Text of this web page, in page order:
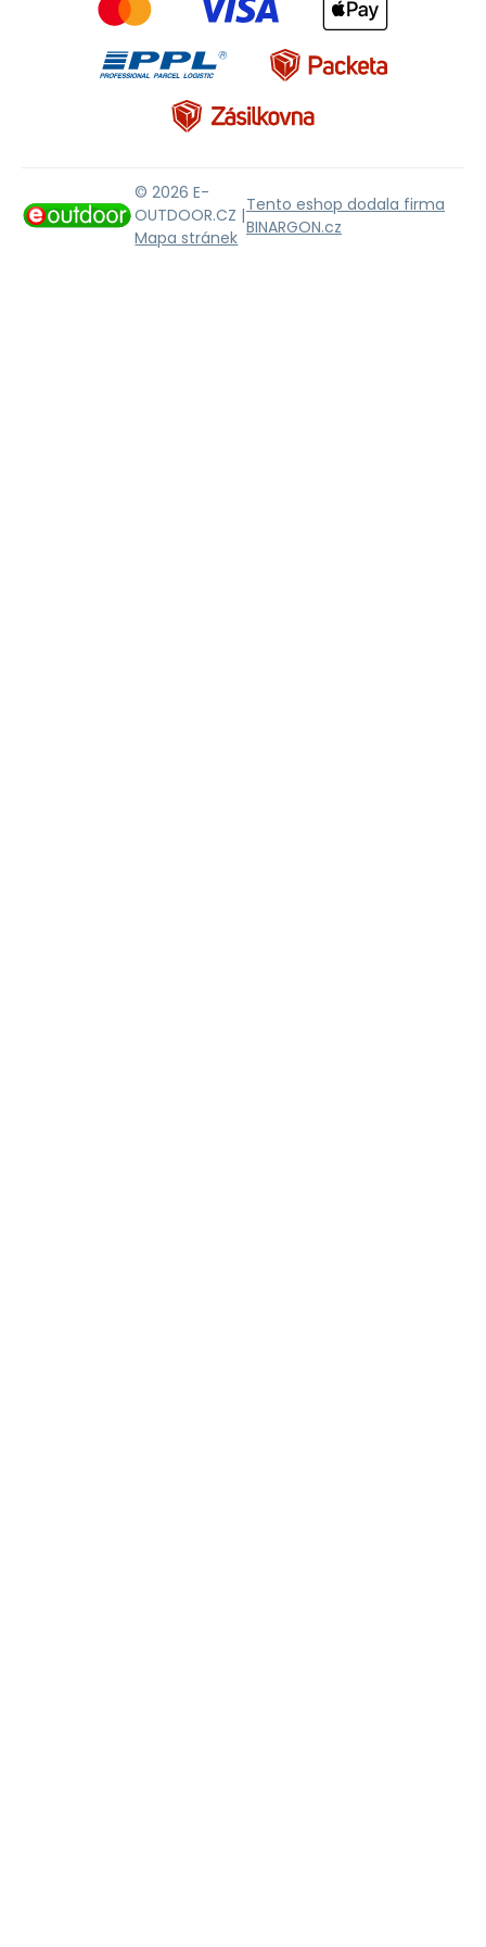
© 2026 E-
OUTDOOR.CZ |
Mapa stránek
Tento eshop dodala firma
BINARGON.cz